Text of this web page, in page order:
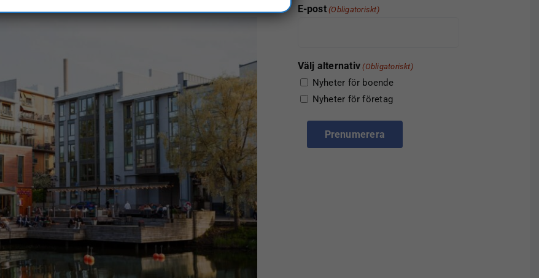
E-post (Obligatoriskt)
Välj alternativ (Obligatoriskt)
Nyheter för boende
Nyheter för företag